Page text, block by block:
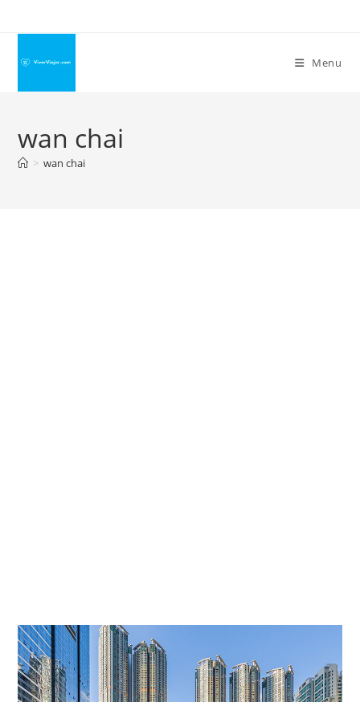
conteúdo
Menu
wan chai
> wan chai